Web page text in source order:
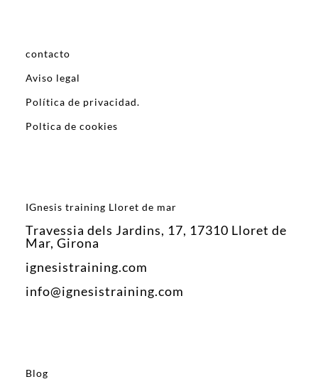
contacto
Aviso legal
Política de privacidad.
Poltica de cookies
IGnesis training Lloret de mar
Travessia dels Jardins, 17, 17310 Lloret de
Mar, Girona
ignesistraining.com
info@ignesistraining.com
Blog